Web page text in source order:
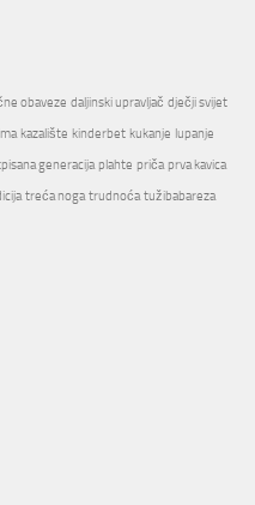
obaveze daljinski upravljač dječji svijet
kazalište kinderbet kukanje lupanje
generacija plahte priča prva kavica
treća noga trudnoća tužibabareza